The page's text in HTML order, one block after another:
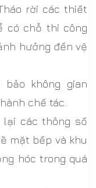
rời các thiết
có chỗ thi công
hưởng đến vệ
bảo không gian
chế tác.
lại các thông số
mặt bếp và khu
hóc trong quá